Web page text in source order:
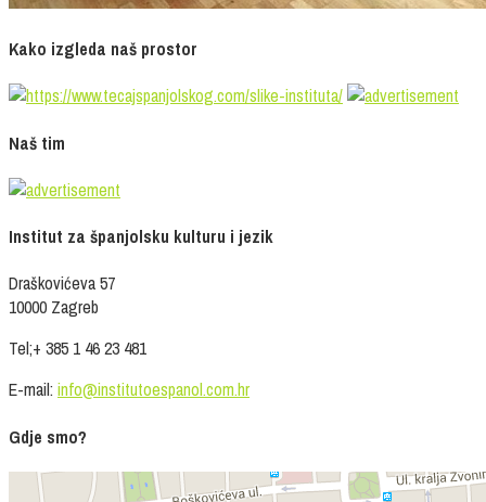
Kako izgleda naš prostor
Naš tim
Institut za španjolsku kulturu i jezik
Draškovićeva 57
10000 Zagreb
Tel;+ 385 1 46 23 481
E-mail: info@institutoespanol.com.hr
Gdje smo?